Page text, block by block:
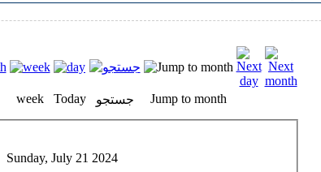
week Today جستجو
Jump to month
Sunday, July 21 2024